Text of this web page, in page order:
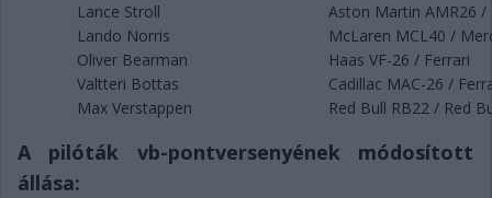
Lance Stroll
Aston Martin AMR26 /
Lando Norris
McLaren MCL40 /
Oliver Bearman
Haas VF-26 / Ferrari
Valtteri Bottas
Cadillac MAC-26 /
Max Verstappen
Red Bull RB22 / Red
A pilóták vb-pontversenyének módosított
állása: